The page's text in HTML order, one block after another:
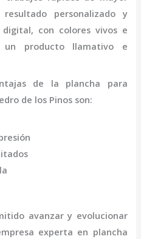
personalizado y
con colores vivos e
un producto llamativo e
de la plancha para
de los Pinos son:
avanzar y evolucionar
experta en plancha